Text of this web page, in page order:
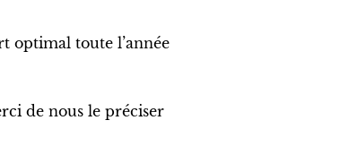
optimal toute l’année
de nous le préciser